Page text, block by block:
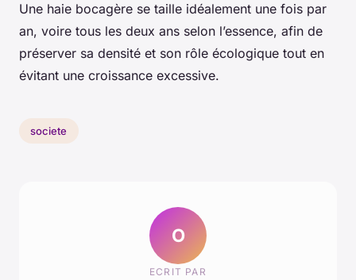
Une haie bocagère se taille idéalement une fois par
an, voire tous les deux ans selon l’essence, afin de
préserver sa densité et son rôle écologique tout en
évitant une croissance excessive.
societe
O
ECRIT PAR